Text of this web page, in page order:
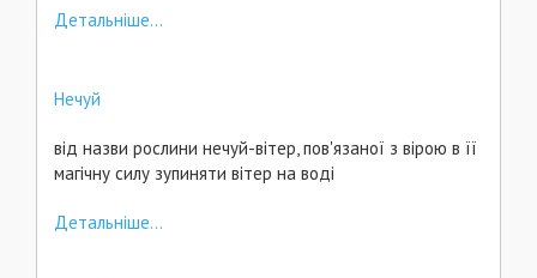
Детальніше...
Нечуй
від назви рослини нечуй-вітер, пов'язаної з вірою в її
магічну силу зупиняти вітер на воді
Детальніше...